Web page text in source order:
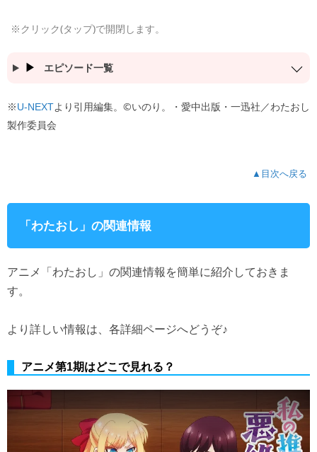
※クリック(タップ)で開閉します。
エピソード一覧
※U-NEXTより引用編集。©いのり。・愛中出版・一迅社／わたおし
製作委員会
▲目次へ戻る
「わたおし」の関連情報
アニメ「わたおし」の関連情報を簡単に紹介しておきま
す。
より詳しい情報は、各詳細ページへどうぞ♪
アニメ第1期はどこで見れる？